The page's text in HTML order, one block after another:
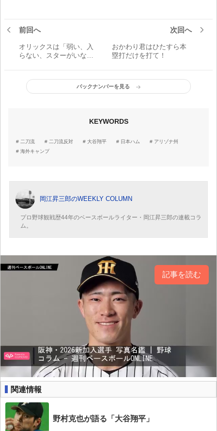
前回へ
オリックスは「弱い、入
らない、スターがいな
次回へ
おかわり君はひたすら本
塁打だけを打て！
バックナンバーを見る
KEYWORDS
二刀流 二刀流反対 大谷翔平 日本ハム
アリゾナ州
海外キャンプ
岡江昇三郎のWEEKLY COLUMN
プロ野球観戦歴44年のベースボールライター・岡江昇三郎の連載コラ
ム。
記事を読む
関連情報
野村克也が語る「大谷翔平」